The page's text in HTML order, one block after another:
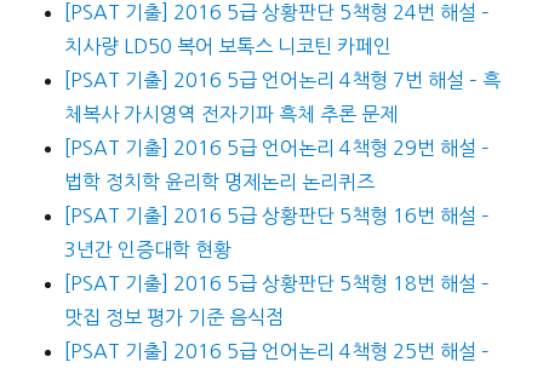
[PSAT 기출] 2016 5급 상황판단 5책형 24번 해설 –
치사량 LD50 복어 보톡스 니코틴 카페인
[PSAT 기출] 2016 5급 언어논리 4책형 7번 해설 – 흑
체복사 가시영역 전자기파 흑체 추론 문제
[PSAT 기출] 2016 5급 언어논리 4책형 29번 해설 –
법학 정치학 윤리학 명제논리 논리퀴즈
[PSAT 기출] 2016 5급 상황판단 5책형 16번 해설 –
3년간 인증대학 현황
[PSAT 기출] 2016 5급 상황판단 5책형 18번 해설 –
맛집 정보 평가 기준 음식점
[PSAT 기출] 2016 5급 언어논리 4책형 25번 해설 –